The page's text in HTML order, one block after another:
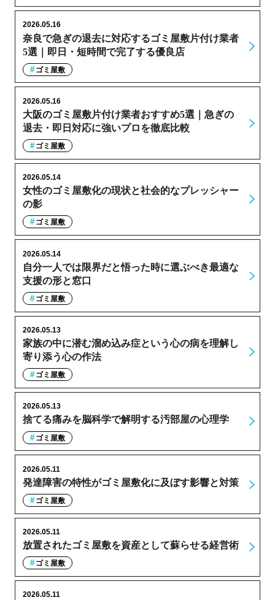
奈良で急ぎの退去に対応するゴミ屋敷片付け業者
5選｜即日・短時間で完了する優良店
2026.05.16
ゴミ屋敷
大阪のゴミ屋敷片付け業者おすすめ5選｜急ぎの
退去・即日対応に強いプロを徹底比較
2026.05.16
ゴミ屋敷
女性のゴミ屋敷化の現状と社会的なプレッシャー
の影
2026.05.14
ゴミ屋敷
自分一人では限界だと悟った時に選ぶべき最適な
支援の形と窓口
2026.05.14
ゴミ屋敷
家族の中に潜む溜め込み症という心の病を理解し
寄り添う心の作法
2026.05.13
ゴミ屋敷
捨てる痛みを脳科学で解明する汚部屋の心理学
2026.05.13
ゴミ屋敷
発達障害の特性がゴミ屋敷化に及ぼす影響と対策
2026.05.11
ゴミ屋敷
放置されたゴミ屋敷を資産として蘇らせる経営術
2026.05.11
ゴミ屋敷
2026.05.11